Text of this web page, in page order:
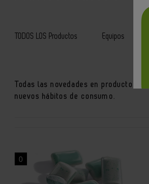
TODOS LOS Productos Equipos
Todas las novedades en productos
nuevos hábitos de consumo.
0